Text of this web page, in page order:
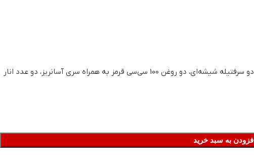
این کالا شامل دو عدد شمع پیرکس عدسی، دو فتیله نخ‌پنبه‌ای، دو سرفتیله شیشه‌ای، دو روغن 100 سی‌سی قرمز به همراه سری آسانریز، دو عدد انار
افزودن به سبد خرید